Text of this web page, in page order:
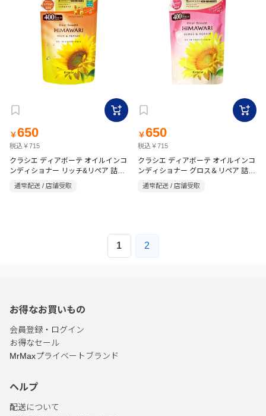
￥650
税込￥715
クラシエ ディアボーテ オイルインコ
ンディショナー リッチ&リペア 詰替
通常配送 / 店舗受取
￥650
税込￥715
クラシエ ディアボーテ オイルインコ
ンディショナー グロス＆リペア 詰替
用 400g
通常配送 / 店舗受取
1 2
お得なお買いもの
会員登録・ログイン
お得なセール
MrMaxプライベートブランド
ヘルプ
配送について